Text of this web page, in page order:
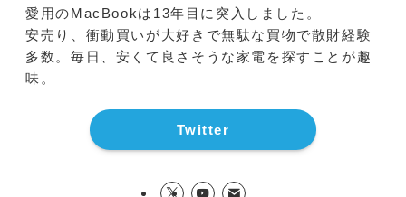
愛用のMacBookは13年目に突入しました。
安売り、衝動買いが大好きで無駄な買物で散財経験
多数。毎日、安くて良さそうな家電を探すことが趣
味。
Twitter